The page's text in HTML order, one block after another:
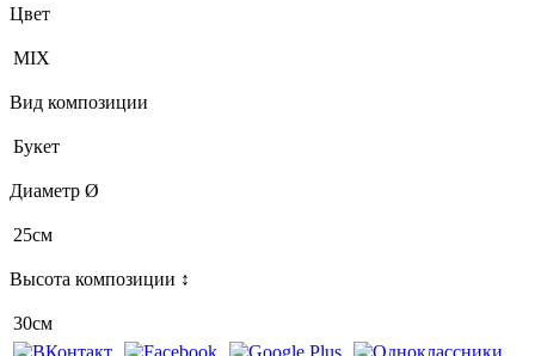
Цвет
MIX
Вид композиции
Букет
Диаметр Ø
25см
Высота композиции ↕
30см